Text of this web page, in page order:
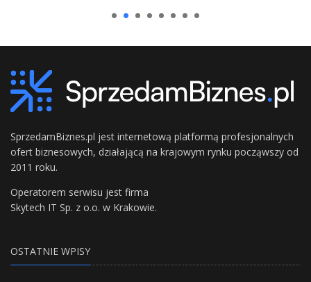
SprzedamBiznes.pl jest internetową platformą profesjonalnych
ofert biznesowych, działającą na krajowym rynku począwszy od
2011 roku.
Operatorem serwisu jest firma
Skytech IT Sp. z o.o. w Krakowie.
OSTATNIE WPISY